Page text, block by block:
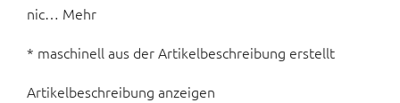
nic… Mehr
* maschinell aus der Artikelbeschreibung erstellt
Artikelbeschreibung anzeigen